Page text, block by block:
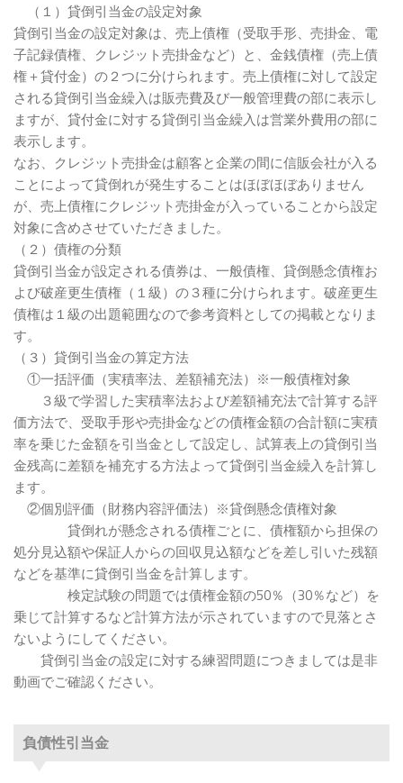
（１）貸倒引当金の設定対象
貸倒引当金の設定対象は、売上債権（受取手形、売掛金、電
子記録債権、クレジット売掛金など）と、金銭債権（売上債
権＋貸付金）の２つに分けられます。売上債権に対して設定
される貸倒引当金繰入は販売費及び一般管理費の部に表示し
ますが、貸付金に対する貸倒引当金繰入は営業外費用の部に
表示します。
なお、クレジット売掛金は顧客と企業の間に信販会社が入る
ことによって貸倒れが発生することはほぼほぼありません
が、売上債権にクレジット売掛金が入っていることから設定
対象に含めさせていただきました。
（２）債権の分類
貸倒引当金が設定される債券は、一般債権、貸倒懸念債権お
よび破産更生債権（１級）の３種に分けられます。破産更生
債権は１級の出題範囲なので参考資料としての掲載となりま
す。
（３）貸倒引当金の算定方法
①一括評価（実積率法、差額補充法）※一般債権対象
３級で学習した実積率法および差額補充法で計算する評
価方法で、受取手形や売掛金などの債権金額の合計額に実積
率を乗じた金額を引当金として設定し、試算表上の貸倒引当
金残高に差額を補充する方法よって貸倒引当金繰入を計算し
ます。
②個別評価（財務内容評価法）※貸倒懸念債権対象
貸倒れが懸念される債権ごとに、債権額から担保の
処分見込額や保証人からの回収見込額などを差し引いた残額
などを基準に貸倒引当金を計算します。
検定試験の問題では債権金額の50％（30％など）を
乗じて計算するなど計算方法が示されていますので見落とさ
ないようにしてください。
貸倒引当金の設定に対する練習問題につきましては是非
動画でご確認ください。
負債性引当金